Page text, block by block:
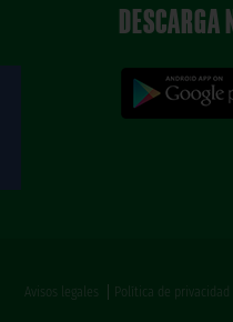
Avisos legales Política de privacidad